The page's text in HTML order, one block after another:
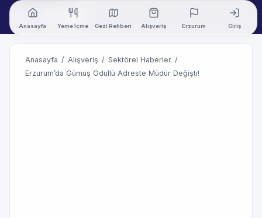
Anasayfa Yeme İçme Gezi Rehberi Alışveriş Erzurum Giriş
Anasayfa / Alışveriş / Sektörel Haberler /
Erzurum’da Gümüş Ödüllü Adreste Müdür Değişti!